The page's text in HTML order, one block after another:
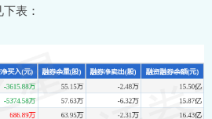
表：